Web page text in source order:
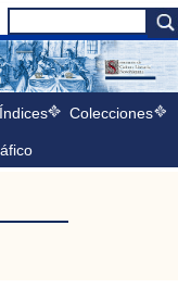
Índices Colecciones